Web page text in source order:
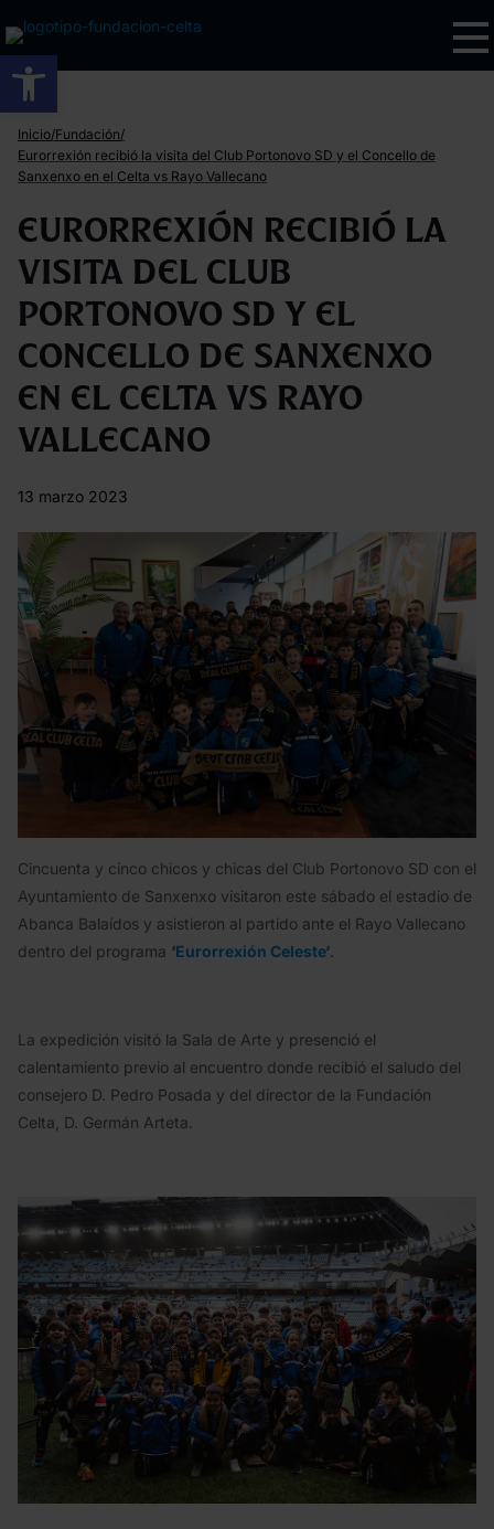
Abrir barra de herramientas
Inicio/Fundación/
Eurorrexión recibió la visita del Club Portonovo SD y el Concello de
Sanxenxo en el Celta vs Rayo Vallecano
Eurorrexión recibió la
visita del Club
Portonovo SD y el
Concello de Sanxenxo
en el Celta vs Rayo
Vallecano
13 marzo 2023
Cincuenta y cinco chicos y chicas del Club Portonovo SD con el
Ayuntamiento de Sanxenxo visitaron este sábado el estadio de
Abanca Balaídos y asistieron al partido ante el Rayo Vallecano
dentro del programa ‘Eurorrexión Celeste‘.
La expedición visitó la Sala de Arte y presenció el
calentamiento previo al encuentro donde recibió el saludo del
consejero D. Pedro Posada y del director de la Fundación
Celta, D. Germán Arteta.